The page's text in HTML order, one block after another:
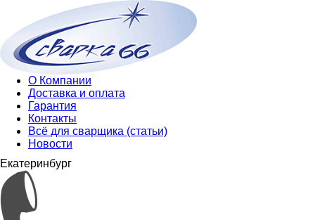
О Компании
Доставка и оплата
Гарантия
Контакты
Всё для сварщика (статьи)
Новости
Екатеринбург